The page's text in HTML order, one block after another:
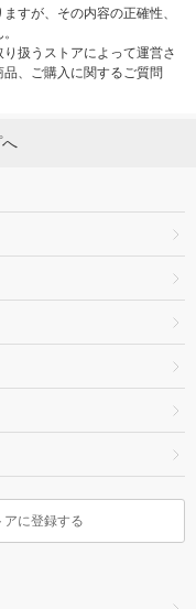
すが、その内容の正確性、
扱うストアによって運営さ
、ご購入に関するご質問
アに登録する